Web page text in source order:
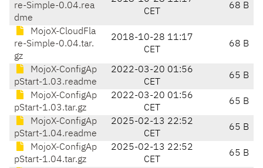
re-Simple-0.04.rea
dme
CET
68 B
MojoX-CloudFla
re-Simple-0.04.tar.
gz
2018-10-28 11:17
CET
68 B
MojoX-ConfigAp
pStart-1.03.readme
2022-03-20 01:56
CET
65 B
MojoX-ConfigAp
pStart-1.03.tar.gz
2022-03-20 01:56
CET
65 B
MojoX-ConfigAp
pStart-1.04.readme
2025-02-13 22:52
CET
65 B
MojoX-ConfigAp
pStart-1.04.tar.gz
2025-02-13 22:52
CET
65 B